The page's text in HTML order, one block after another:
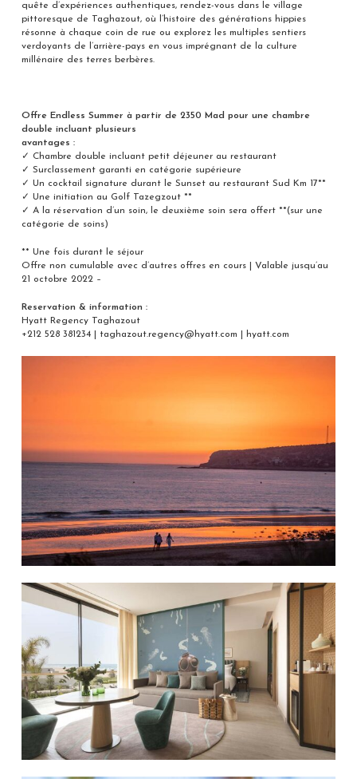
quête d’expériences authentiques, rendez-vous dans le village
pittoresque de Taghazout, où l’histoire des générations hippies
résonne à chaque coin de rue ou explorez les multiples sentiers
verdoyants de l’arrière-pays en vous imprégnant de la culture
millénaire des terres berbères.
Offre Endless Summer à partir de 2350 Mad pour une chambre
double incluant plusieurs
avantages :
✓ Chambre double incluant petit déjeuner au restaurant
✓ Surclassement garanti en catégorie supérieure
✓ Un cocktail signature durant le Sunset au restaurant Sud
Km 17**
✓ Une initiation au Golf Tazegzout **
✓ A la réservation d’un soin, le deuxième soin sera offert **(sur une
catégorie de soins)
** Une fois durant le séjour
Offre non cumulable avec d’autres offres en cours | Valable jusqu’au
21 octobre 2022 –
Reservation & information :
Hyatt Regency Taghazout
+212 528 381234 |
taghazout.regency@hyatt.com | hyatt.com